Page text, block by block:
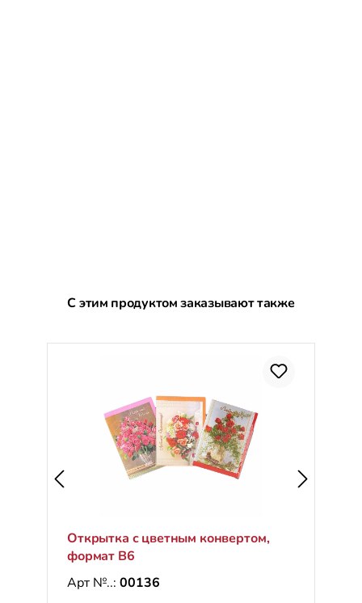
Пропустить галерею продуктов
С этим продуктом заказывают также
Открытка с цветным конвертом,
формат B6
Арт №..: 00136